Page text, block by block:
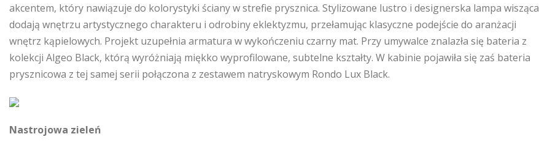
akcentem, który nawiązuje do kolorystyki ściany w strefie prysznica. Stylizowane lustro i designerska lampa wisząca
dodają wnętrzu artystycznego charakteru i odrobiny eklektyzmu, przełamując klasyczne podejście do aranżacji
wnętrz kąpielowych. Projekt uzupełnia armatura w wykończeniu czarny mat. Przy umywalce znalazła się bateria z
kolekcji Algeo Black, którą wyróżniają miękko wyprofilowane, subtelne kształty. W kabinie pojawiła się zaś bateria
prysznicowa z tej samej serii połączona z zestawem natryskowym Rondo Lux Black.
Nastrojowa zieleń